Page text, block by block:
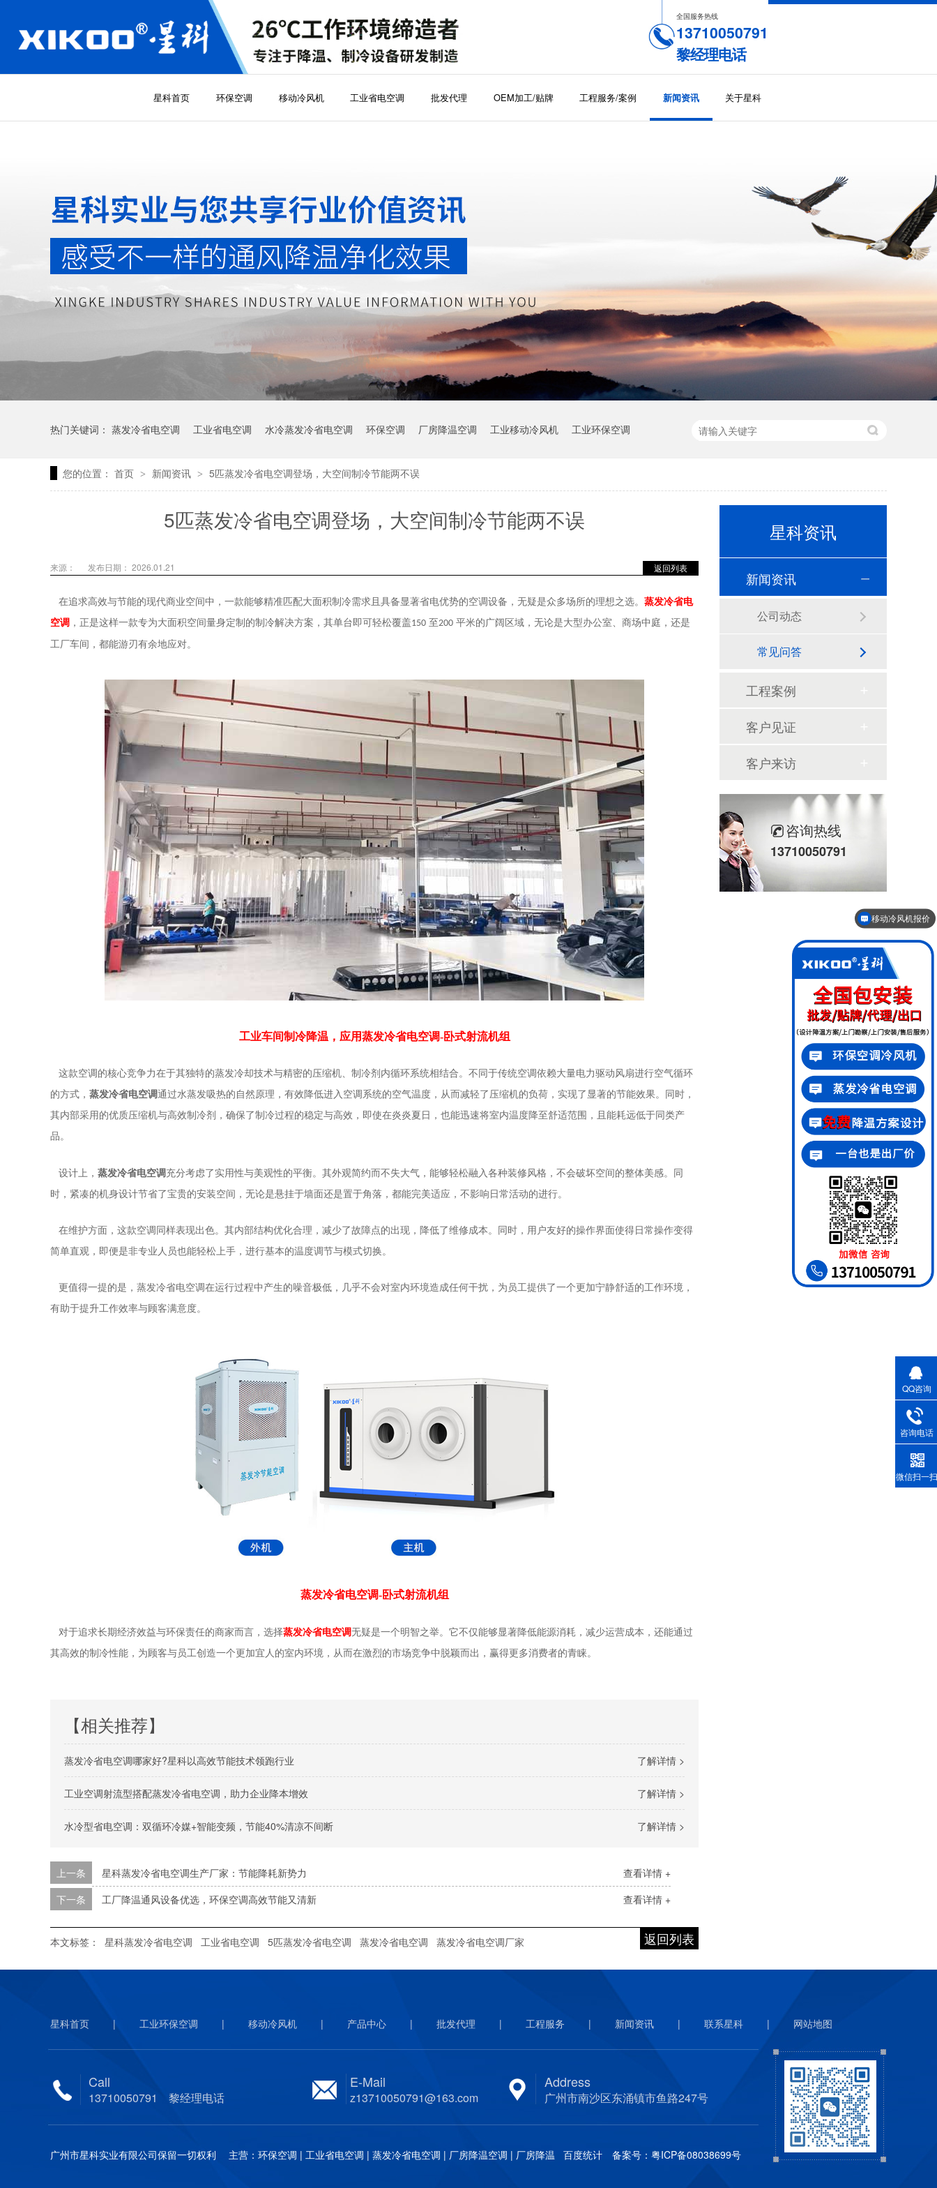
全国服务热线
13710050791
黎经理电话
星科首页 环保空调 移动冷风机 工业省电空调 批发代理 OEM加工/贴牌 工程服务/案例 新闻资讯 关于星科
热门关键词： 蒸发冷省电空调 工业省电空调 水冷蒸发冷省电空调 环保空调 厂房降温空调 工业移动冷风机 工业环保空调
您的位置： 首页 > 新闻资讯 > 5匹蒸发冷省电空调登场，大空间制冷节能两不误
5匹蒸发冷省电空调登场，大空间制冷节能两不误
返回列表
来源： 发布日期： 2026.01.21
在追求高效与节能的现代商业空间中，一款能够精准匹配大面积制冷需求且具备显著省电优势的空调设备，无疑是众多场所的理想之选。 蒸发冷省电
空调 ，正是这样一款专为大面积空间量身定制的制冷解决方案，其单台即可轻松覆盖150 至200 平米的广阔区域，无论是大型办公室、商场中庭，还是
工厂车间，都能游刃有余地应对。
工业车间制冷降温，应用蒸发冷省电空调-卧式射流机组
这款空调的核心竞争力在于其独特的蒸发冷却技术与精密的压缩机、制冷剂内循环系统相结合。不同于传统空调依赖大量电力驱动风扇进行空气循环
的方式， 蒸发冷省电空调通过水蒸发吸热的自然原理，有效降低进入空调系统的空气温度，从而减轻了压缩机的负荷，实现了显著的节能效果。同时，
其内部采用的优质压缩机与高效制冷剂，确保了制冷过程的稳定与高效，即使在炎炎夏日，也能迅速将室内温度降至舒适范围，且能耗远低于同类产
品。
设计上， 蒸发冷省电空调 充分考虑了实用性与美观性的平衡。其外观简约而不失大气，能够轻松融入各种装修风格，不会破坏空间的整体美感。同
时，紧凑的机身设计节省了宝贵的安装空间，无论是悬挂于墙面还是置于角落，都能完美适应，不影响日常活动的进行。
在维护方面，这款空调同样表现出色。其内部结构优化合理，减少了故障点的出现，降低了维修成本。同时，用户友好的操作界面使得日常操作变得
简单直观，即便是非专业人员也能轻松上手，进行基本的温度调节与模式切换。
更值得一提的是，蒸发冷省电空调在运行过程中产生的噪音极低，几乎不会对室内环境造成任何干扰，为员工提供了一个更加宁静舒适的工作环境，
有助于提升工作效率与顾客满意度。
蒸发冷省电空调-卧式射流机组
对于追求长期经济效益与环保责任的商家而言，选择蒸发冷省电空调无疑是一个明智之举。它不仅能够显著降低能源消耗，减少运营成本，还能通过
其高效的制冷性能，为顾客与员工创造一个更加宜人的室内环境，从而在激烈的市场竞争中脱颖而出，赢得更多消费者的青睐。
【相关推荐】
了解详情 >
蒸发冷省电空调哪家好?星科以高效节能技术领跑行业
了解详情 >
工业空调射流型搭配蒸发冷省电空调，助力企业降本增效
了解详情 >
水冷型省电空调：双循环冷媒+智能变频，节能40%清凉不间断
查看详情 +
上一条
星科蒸发冷省电空调生产厂家：节能降耗新势力
查看详情 +
下一条 工厂降温通风设备优选，环保空调高效节能又清新
返回列表
本文标签： 星科蒸发冷省电空调 工业省电空调 5匹蒸发冷省电空调 蒸发冷省电空调 蒸发冷省电空调厂家
星科资讯
新闻资讯
公司动态
常见问答
工程案例
客户见证
客户来访
咨询热线
13710050791
星科首页 | 工业环保空调 | 移动冷风机 | 产品中心 | 批发代理 | 工程服务 | 新闻资讯 | 联系星科 | 网站地图
Call
13710050791 黎经理电话
E-Mail
z13710050791@163.com
Address
广州市南沙区东涌镇市鱼路247号
广州市星科实业有限公司保留一切权利 主营：环保空调 | 工业省电空调 | 蒸发冷省电空调 | 厂房降温空调 | 厂房降温 百度统计 备案号： 粤ICP备08038699号
QQ咨询
咨询电话
微信扫一扫
移动冷风机报价
降温方案设计